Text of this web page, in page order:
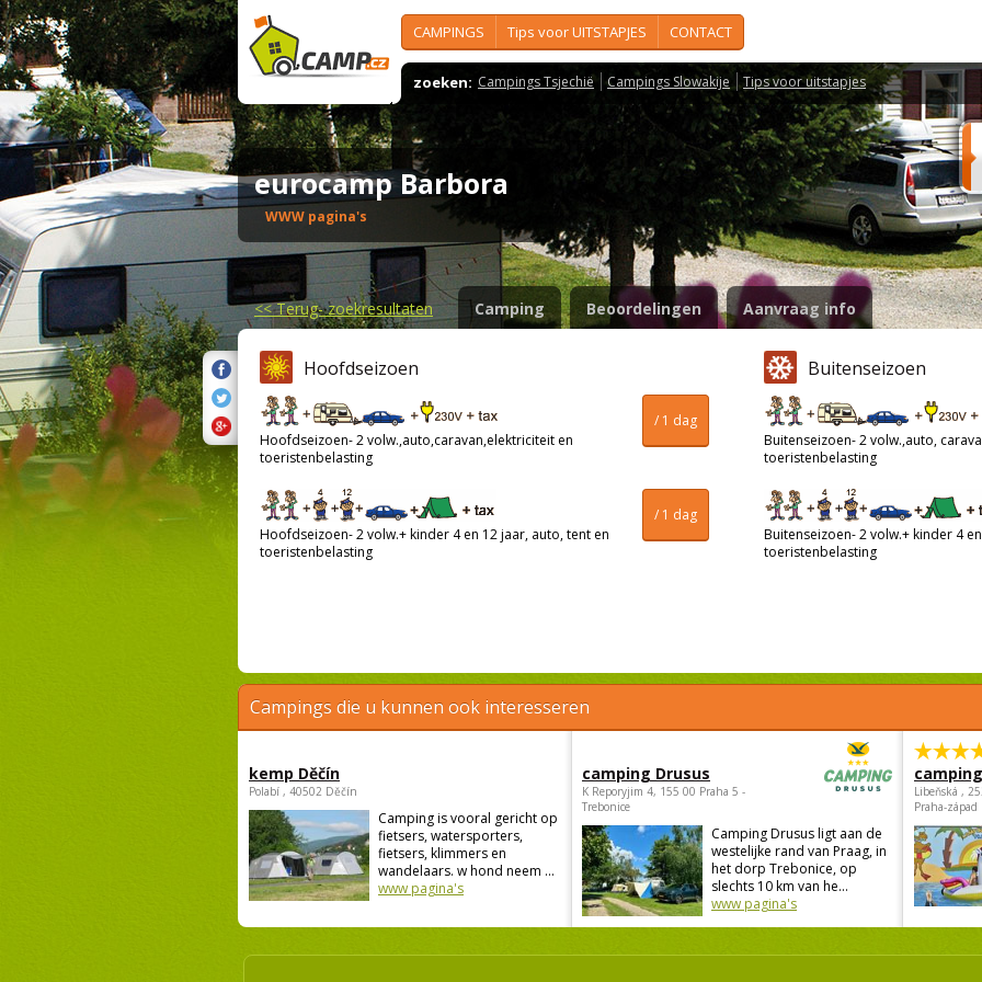
CAMPINGS Tips voor UITSTAPJES CONTACT
zoeken: Campings Tsjechië Campings Slowakije Tips voor uitstapjes
eurocamp Barbora
WWW pagina's
<<Terug- zoekresultaten Camping Beoordelingen Aanvraag info
Hoofdseizoen
/ 1 dag
Hoofdseizoen- 2 volw.,auto,caravan,elektriciteit en
toeristenbelasting
/ 1 dag
Hoofdseizoen- 2 volw.+ kinder 4 en 12 jaar, auto, tent en
toeristenbelasting
Buitenseizoen
Buitenseizoen- 2 volw.,auto,
toeristenbelasting
Buitenseizoen- 2 volw.+ kinder 4
toeristenbelasting
Campings die u kunnen ook interesseren
kemp Děčín
Polabí , 40502 Děčín
Camping is vooral gericht op
fietsers, watersporters,
fietsers, klimmers en
wandelaars. w hond neem ...
www pagina's
camping Drusus
K Reporyjim 4, 155 00 Praha 5 -
Trebonice
Camping Drusus ligt aan de
westelijke rand van Praag, in
het dorp Trebonice, op
slechts 10 km van he...
www pagina's
Libeňská ,
Praha-západ